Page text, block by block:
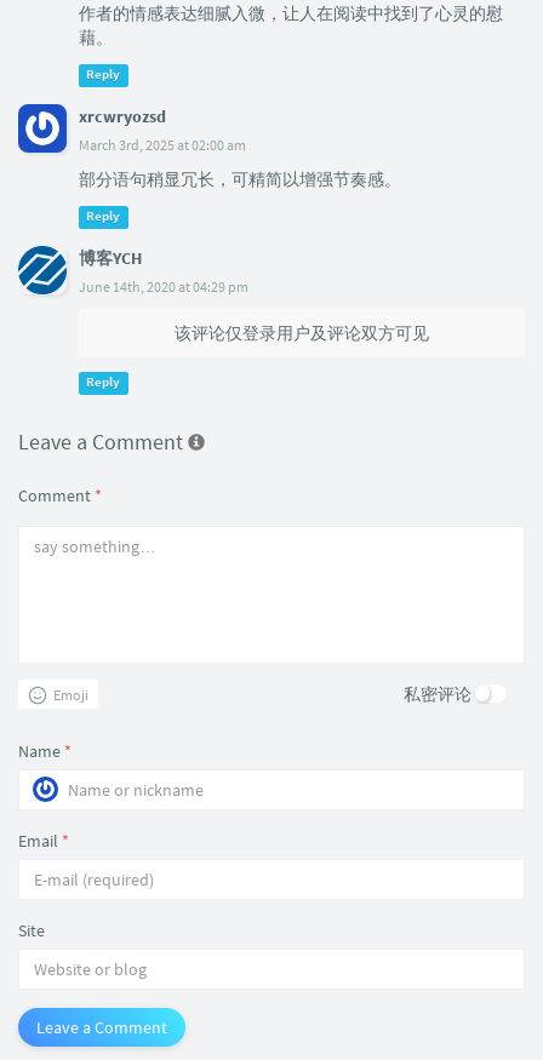
作者的情感表达细腻入微，让人在阅读中找到了心灵的慰
藉。
Reply
xrcwryozsd
March 3rd, 2025 at 02:00 am
部分语句稍显冗长，可精简以增强节奏感。
Reply
博客YCH
June 14th, 2020 at 04:29 pm
该评论仅登录用户及评论双方可见
Reply
Leave a Comment
Comment *
Emoji 私密评论
Name *
Email *
Site
Leave a Comment